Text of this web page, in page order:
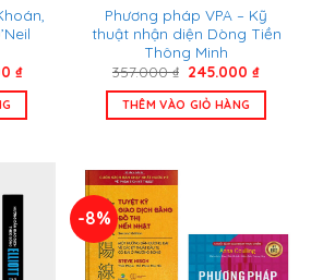
₫Giá
tại
Phương pháp VPA – Kỹ
thuật nhận diện Dòng Tiền
Thông Minh
357.000₫ Giá
là:
357.000 ₫.
245.000₫Giá
tại
THÊM VÀO GIỎ HÀNG
-8%